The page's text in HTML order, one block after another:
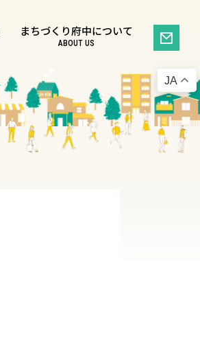
まちづくり府中について
ABOUT US
JA